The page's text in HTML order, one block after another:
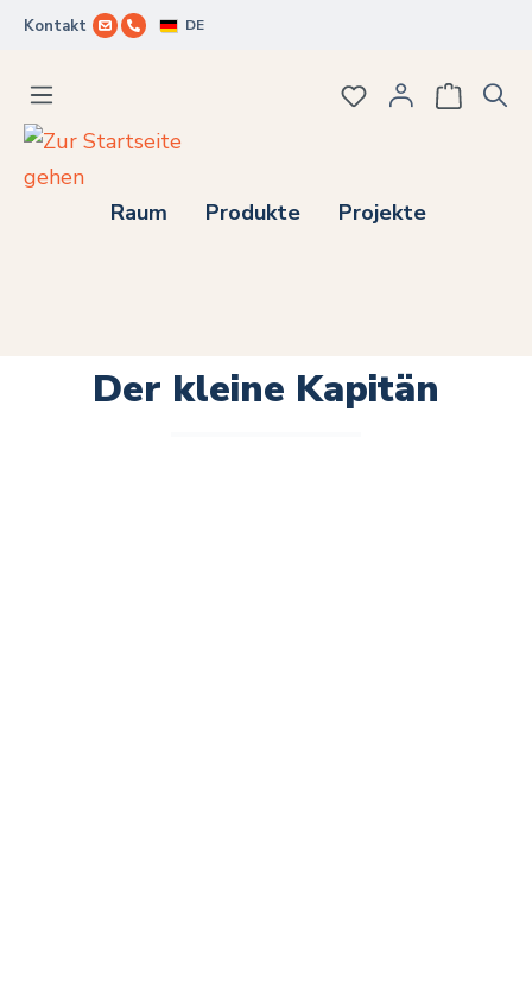
Zum Hauptinhalt springen
Kontakt DE
Raum Produkte Projekte
Du hast 0
Der kleine Kapitän